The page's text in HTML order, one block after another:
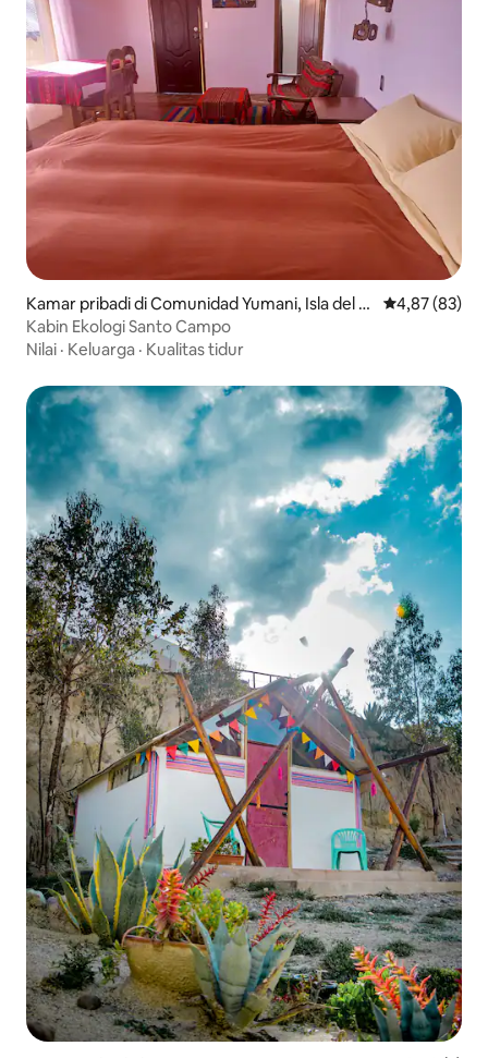
Kamar pribadi di Comunidad Yumani, Isla del S
ol
Nilai rata-rata
4,87 (83)
Kabin Ekologi Santo Campo
Nilai · Keluarga · Kualitas tidur